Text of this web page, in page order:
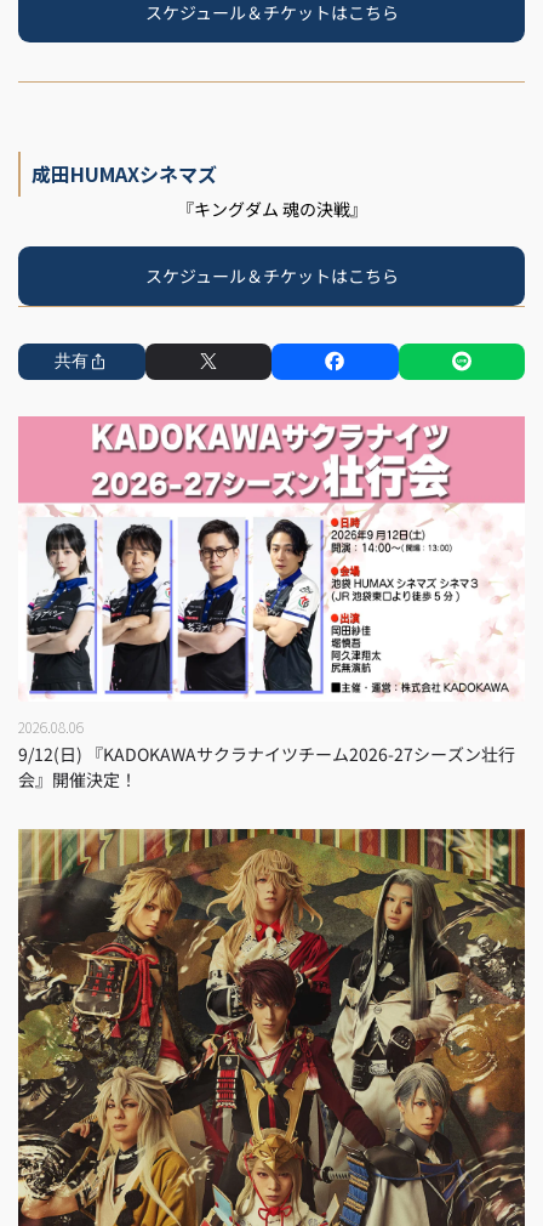
スケジュール＆チケットはこちら
成田HUMAXシネマズ
『キングダム 魂の決戦』
スケジュール＆チケットはこちら
共有
2026.08.06
9/12(日) 『KADOKAWAサクラナイツチーム2026-27シーズン壮行
会』開催決定！